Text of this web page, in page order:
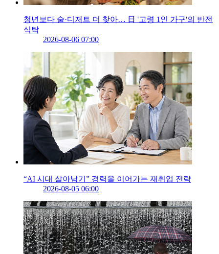
청년보다 술·디저트 더 찾아… 日 '고령 1인 가구'의 반전
식탁
2026-08-06 07:00
“AI 시대 살아남기” 경력을 이어가는 재취업 전략
2026-08-05 06:00